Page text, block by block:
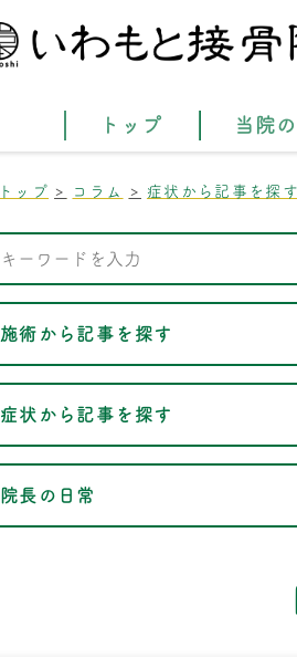
トップ 当院
トップ コラム 症状から記事を探す
施術から記事を探す
症状から記事を探す
院長の日常